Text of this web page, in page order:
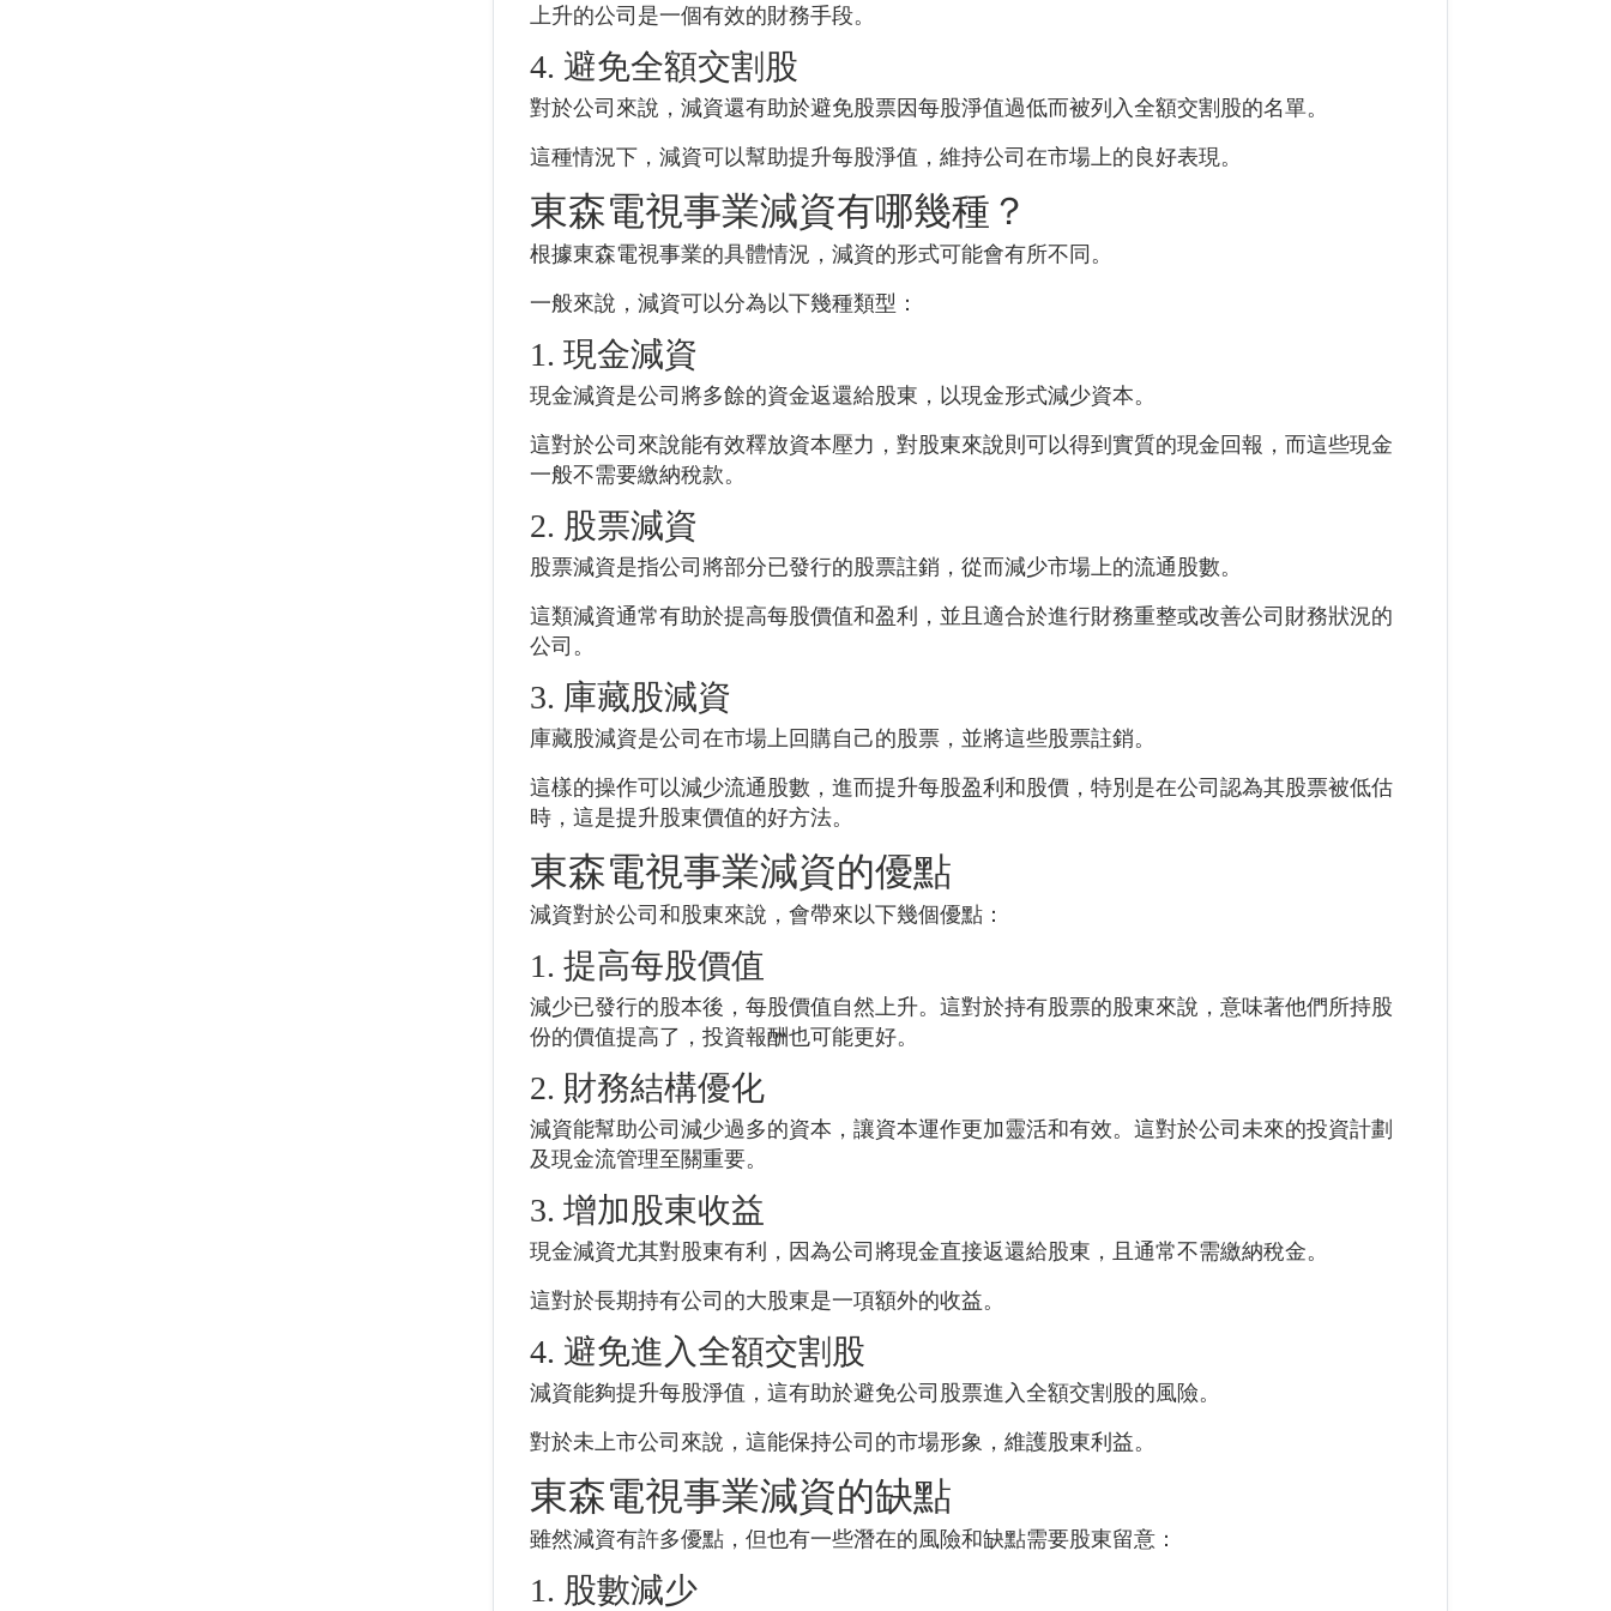
上升的公司是一個有效的財務手段。
4. 避免全額交割股
對於公司來說，減資還有助於避免股票因每股淨值過低而被列入全額交割股的名單。
這種情況下，減資可以幫助提升每股淨值，維持公司在市場上的良好表現。
東森電視事業減資有哪幾種？
根據東森電視事業的具體情況，減資的形式可能會有所不同。
一般來說，減資可以分為以下幾種類型：
1. 現金減資
現金減資是公司將多餘的資金返還給股東，以現金形式減少資本。
這對於公司來說能有效釋放資本壓力，對股東來說則可以得到實質的現金回報，而這些現金
一般不需要繳納稅款。
2. 股票減資
股票減資是指公司將部分已發行的股票註銷，從而減少市場上的流通股數。
這類減資通常有助於提高每股價值和盈利，並且適合於進行財務重整或改善公司財務狀況的
公司。
3. 庫藏股減資
庫藏股減資是公司在市場上回購自己的股票，並將這些股票註銷。
這樣的操作可以減少流通股數，進而提升每股盈利和股價，特別是在公司認為其股票被低估
時，這是提升股東價值的好方法。
東森電視事業減資的優點
減資對於公司和股東來說，會帶來以下幾個優點：
1. 提高每股價值
減少已發行的股本後，每股價值自然上升。這對於持有股票的股東來說，意味著他們所持股
份的價值提高了，投資報酬也可能更好。
2. 財務結構優化
減資能幫助公司減少過多的資本，讓資本運作更加靈活和有效。這對於公司未來的投資計劃
及現金流管理至關重要。
3. 增加股東收益
現金減資尤其對股東有利，因為公司將現金直接返還給股東，且通常不需繳納稅金。
這對於長期持有公司的大股東是一項額外的收益。
4. 避免進入全額交割股
減資能夠提升每股淨值，這有助於避免公司股票進入全額交割股的風險。
對於未上市公司來說，這能保持公司的市場形象，維護股東利益。
東森電視事業減資的缺點
雖然減資有許多優點，但也有一些潛在的風險和缺點需要股東留意：
1. 股數減少